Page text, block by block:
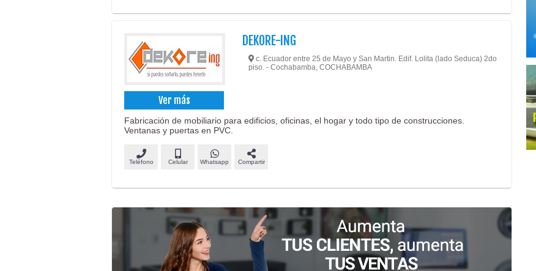
Ver más
DEKORE-ING
c. Ecuador entre 25 de Mayo y San Martin. Edif. Lolita (lado Seduca) 2do
piso. - Cochabamba, COCHABAMBA
Fabricación de mobiliario para edificios, oficinas, el hogar y todo tipo de construcciones.
Ventanas y puertas en PVC.
Teléfono Celular Whatsapp Compartir